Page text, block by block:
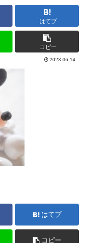
はてブ
コピー
2023.06.14
はてブ
コピー